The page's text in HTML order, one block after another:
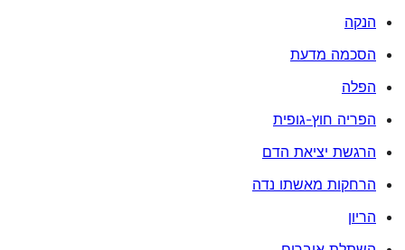
הנקה
הסכמה מדעת
הפלה
הפריה חוץ-גופית
הרגשת יציאת הדם
הרחקות מאשתו נדה
הריון